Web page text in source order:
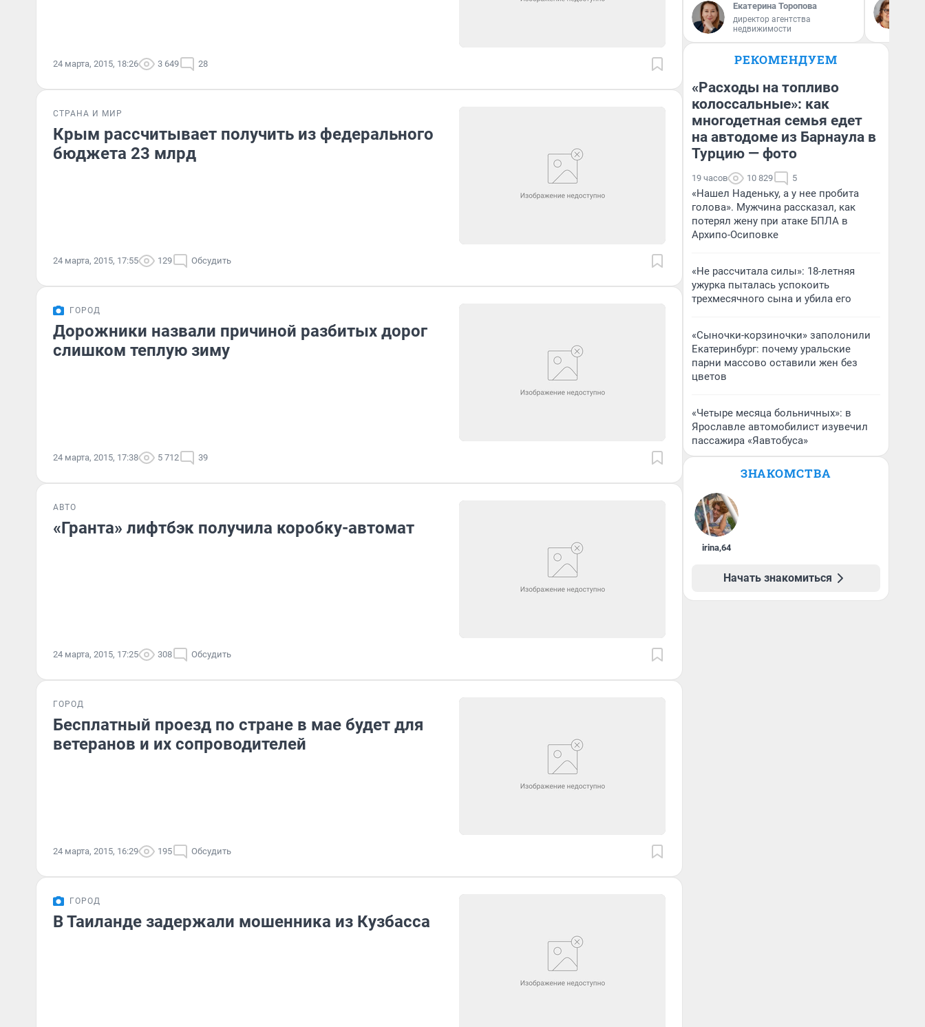
24 марта, 2015, 18:26 3 649 28
СТРАНА И МИР
Крым рассчитывает получить из федерального
бюджета 23 млрд
24 марта, 2015, 17:55 129 Обсудить
ГОРОД
Дорожники назвали причиной разбитых дорог
слишком теплую зиму
24 марта, 2015, 17:38 5 712 39
АВТО
«Гранта» лифтбэк получила коробку-автомат
24 марта, 2015, 17:25 308 Обсудить
ГОРОД
Бесплатный проезд по стране в мае будет для
ветеранов и их сопроводителей
24 марта, 2015, 16:29 195 Обсудить
ГОРОД
В Таиланде задержали мошенника из Кузбасса
Екатерина Торопова
директор агентства
недвижимости
РЕКОМЕНДУЕМ
«Расходы на топливо
колоссальные»: как
многодетная семья едет
на автодоме из Барнаула в
Турцию — фото
19 часов 10 829 5
«Нашел Наденьку, а у нее пробита
голова». Мужчина рассказал, как
потерял жену при атаке БПЛА в
Архипо-Осиповке
«Не рассчитала силы»: 18-летняя
ужурка пыталась успокоить
трехмесячного сына и убила его
«Сыночки-корзиночки» заполонили
Екатеринбург: почему уральские
парни массово оставили жен без
цветов
«Четыре месяца больничных»: в
Ярославле автомобилист изувечил
пассажира «Яавтобуса»
ЗНАКОМСТВА
irina,64
Начать знакомиться